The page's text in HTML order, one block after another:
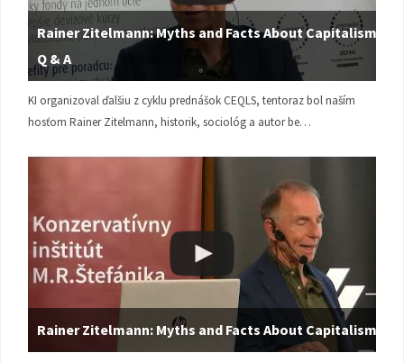
Rainer Zitelmann: Myths and Facts About Capitalism |
Q & A
KI organizoval ďalšiu z cyklu prednášok CEQLS, tentoraz bol naším
hosťom Rainer Zitelmann, historik, sociológ a autor be…
Rainer Zitelmann: Myths and Facts About Capitalism